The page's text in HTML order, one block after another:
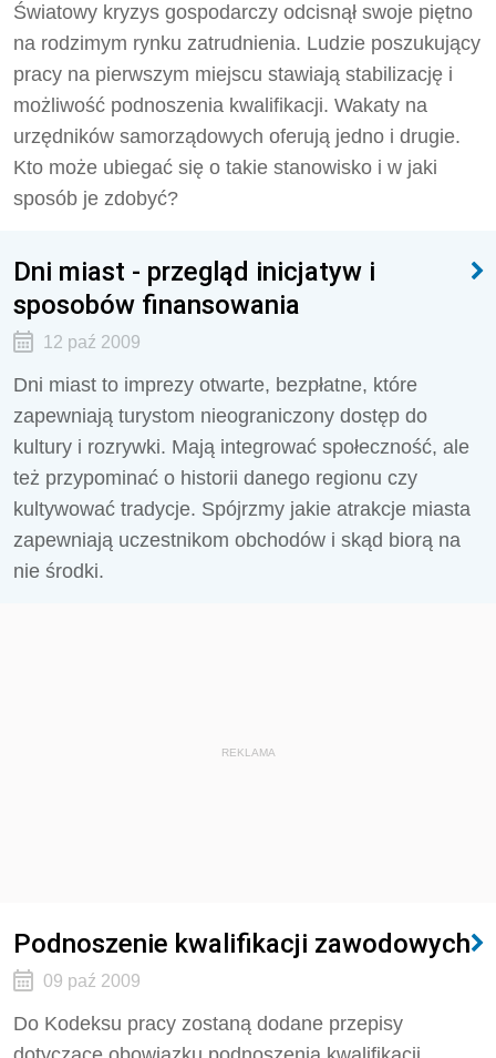
Światowy kryzys gospodarczy odcisnął swoje piętno
na rodzimym rynku zatrudnienia. Ludzie poszukujący
pracy na pierwszym miejscu stawiają stabilizację i
możliwość podnoszenia kwalifikacji. Wakaty na
urzędników samorządowych oferują jedno i drugie.
Kto może ubiegać się o takie stanowisko i w jaki
sposób je zdobyć?
Dni miast - przegląd inicjatyw i
sposobów finansowania
12 paź 2009
Dni miast to imprezy otwarte, bezpłatne, które
zapewniają turystom nieograniczony dostęp do
kultury i rozrywki. Mają integrować społeczność, ale
też przypominać o historii danego regionu czy
kultywować tradycje. Spójrzmy jakie atrakcje miasta
zapewniają uczestnikom obchodów i skąd biorą na
nie środki.
REKLAMA
Podnoszenie kwalifikacji zawodowych
09 paź 2009
Do Kodeksu pracy zostaną dodane przepisy